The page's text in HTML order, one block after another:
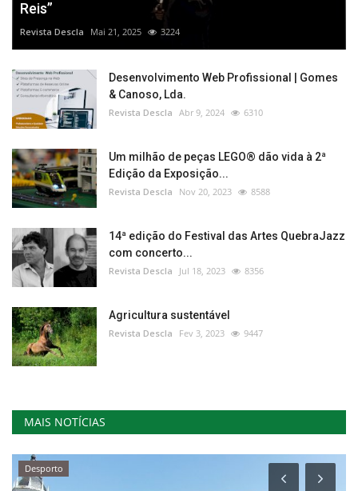
Reis”
Revista Descla Mai 21, 2025 3224
Desenvolvimento Web Profissional | Gomes
& Canoso, Lda.
Revista Descla Abr 9, 2024 6310
Um milhão de peças LEGO® dão vida à 2ª
Edição da Exposição...
Revista Descla Nov 20, 2023 8588
14ª edição do Festival das Artes QuebraJazz
com concerto...
Revista Descla Jul 18, 2023 8356
Agricultura sustentável
Revista Descla Fev 3, 2023 9447
MAIS NOTÍCIAS
Desporto